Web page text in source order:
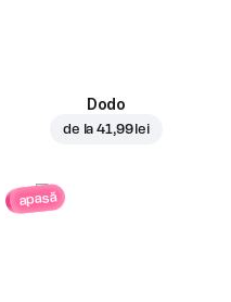
Dodo
de la41,99 lei
apasă